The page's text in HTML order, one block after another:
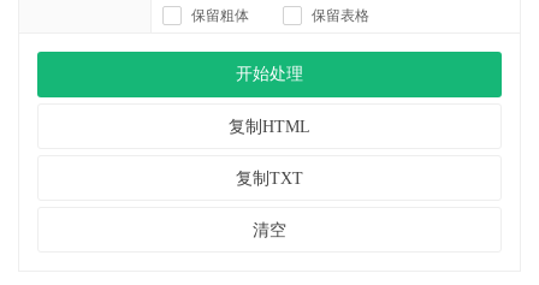
保留粗体 保留表格
开始处理
复制HTML
复制TXT
清空